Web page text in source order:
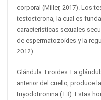
corporal (Miller, 2017). Los
testosterona, la cual es
características sexuales
de espermatozoides y la
2012).
Glándula Tiroides: La
anterior del cuello, produce
triyodotironina (T3). Estas